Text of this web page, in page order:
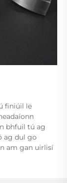
finiúil le
bhfuil tú ag
ag dul go
am gan uirlisí